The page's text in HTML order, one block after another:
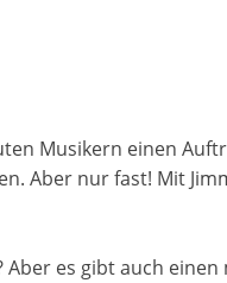
Musikern einen
Aber nur fast! Mit
es gibt auch